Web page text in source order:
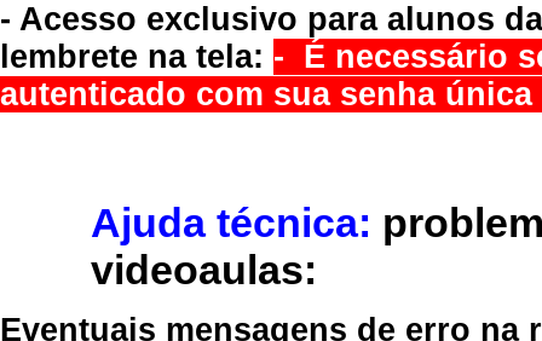
- Acesso exclusivo para alunos
lembrete na tela: - É necessário
autenticado com sua senha
Ajuda técnica:
videoaulas:
Eventuais mensagens de erro